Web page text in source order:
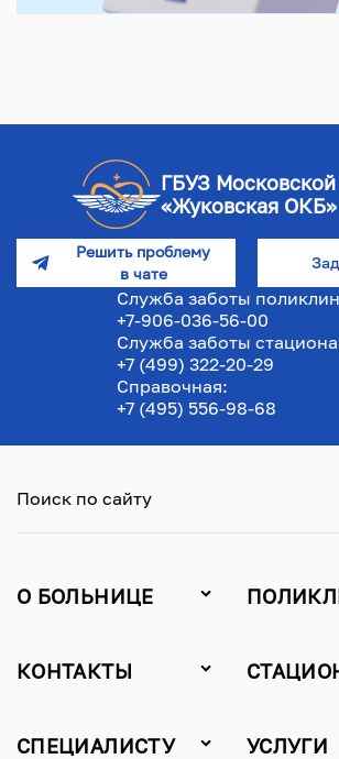
ГБУЗ Московской
«Жуковская ОКБ»
Решить проблему
в чате
Служба заботы
+7-906-036-56-00
Служба заботы
+7 (499) 322-20-29
Справочная:
+7 (495) 556-98-68
Поиск по сайту
О БОЛЬНИЦЕ
КОНТАКТЫ
СПЕЦИАЛИСТУ УСЛУГИ